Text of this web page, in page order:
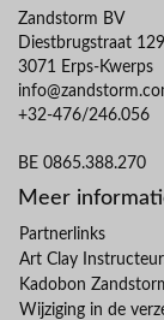
Zandstorm BV
Diestbrugstraat 129
3071 Erps-Kwerps
+32-476/246.056
BE 0865.388.270
Meer
Partnerlinks
Art Clay
Kadobon
Wijziging in de